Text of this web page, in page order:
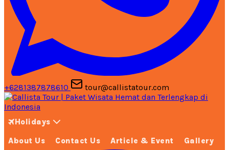
+6281387878610 tour@callistatour.com
Holidays
About Us Contact Us Article & Event Gallery